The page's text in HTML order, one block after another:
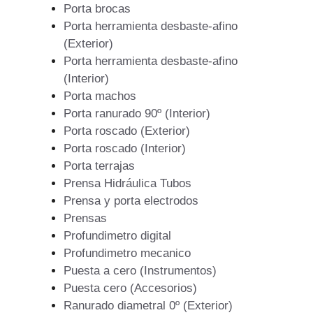
Porta brocas
Porta herramienta desbaste-afino
(Exterior)
Porta herramienta desbaste-afino
(Interior)
Porta machos
Porta ranurado 90º (Interior)
Porta roscado (Exterior)
Porta roscado (Interior)
Porta terrajas
Prensa Hidráulica Tubos
Prensa y porta electrodos
Prensas
Profundimetro digital
Profundimetro mecanico
Puesta a cero (Instrumentos)
Puesta cero (Accesorios)
Ranurado diametral 0º (Exterior)